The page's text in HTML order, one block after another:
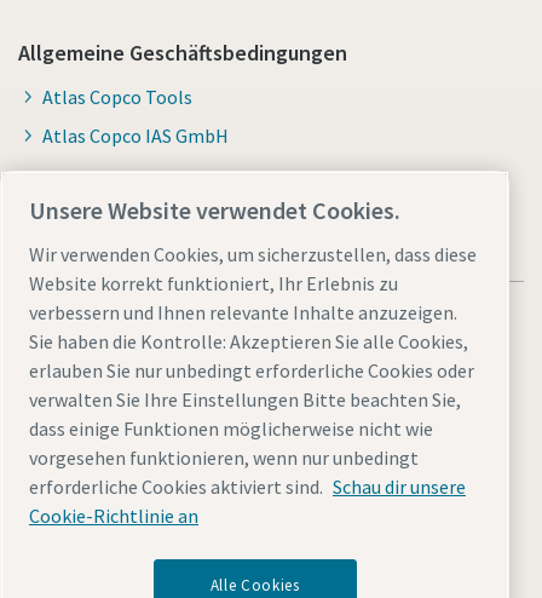
Allgemeine Geschäftsbedingungen
Atlas Copco Tools
Atlas Copco IAS GmbH
Allgemeine rechtliche Hinweise atlascopco.com
Cookies verwaltenBarrierefreiheitDatenschutzerklärung
ImpressumSitemap
© 2026 Atlas Copco Tools Central Europe GmbH & Atlas
Copco IAS GmbH & Atlas Copco EPS GmbH
Unsere Website verwendet Cookies.
Wir verwenden Cookies, um sicherzustellen, dass diese
Website korrekt funktioniert, Ihr Erlebnis zu
verbessern und Ihnen relevante Inhalte anzuzeigen.
Sie haben die Kontrolle: Akzeptieren Sie alle Cookies,
erlauben Sie nur unbedingt erforderliche Cookies oder
verwalten Sie Ihre Einstellungen Bitte beachten Sie,
dass einige Funktionen möglicherweise nicht wie
vorgesehen funktionieren, wenn nur unbedingt
erforderliche Cookies aktiviert sind. Schau dir unsere
Cookie-Richtlinie an
Alle Cookies